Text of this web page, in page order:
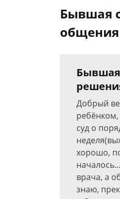
Бывшая
общения
Бывшая
Добрый
суд о
хорошо,
врача, а
знаю,